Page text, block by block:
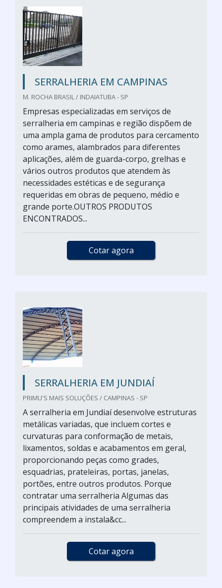
SERRALHERIA EM CAMPINAS
M. ROCHA BRASIL / INDAIATUBA - SP
Empresas especializadas em serviços de
serralheria em campinas e região dispõem de
uma ampla gama de produtos para cercamento
como arames, alambrados para diferentes
aplicações, além de guarda-corpo, grelhas e
vários outros produtos que atendem às
necessidades estéticas e de segurança
requeridas em obras de pequeno, médio e
grande porte.OUTROS PRODUTOS
ENCONTRADOS...
Cotar agora
SERRALHERIA EM JUNDIAÍ
PRIMU'S MAIS SOLUÇÕES / CAMPINAS - SP
A serralheria em Jundiaí desenvolve estruturas
metálicas variadas, que incluem cortes e
curvaturas para conformação de metais,
lixamentos, soldas e acabamentos em geral,
proporcionando peças como grades,
esquadrias, prateleiras, portas, janelas,
portões, entre outros produtos. Porque
contratar uma serralheria Algumas das
principais atividades de uma serralheria
compreendem a instala&cc...
Cotar agora